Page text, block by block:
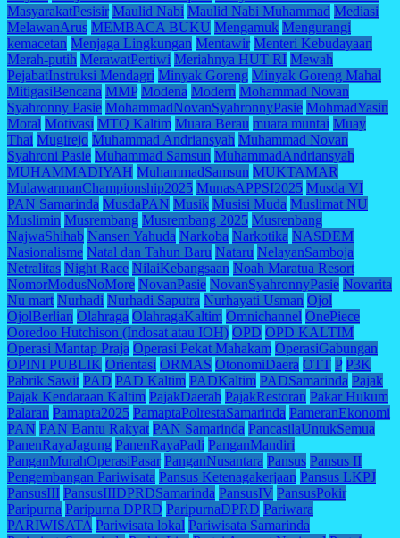
MasyarakatPesisir Maulid Nabi Maulid Nabi Muhammad Mediasi
MelawanArus MEMBACA BUKU Mengamuk Mengurangi
kemacetan Menjaga Lingkungan Mentawir Menteri Kebudayaan
Merah-putih MerawatPertiwi Meriahnya HUT RI Mewah
PejabatInstruksi Mendagri Minyak Goreng Minyak Goreng Mahal
MitigasiBencana MMP Modena Modern Mohammad Novan
Syahronny Pasie MohammadNovanSyahronnyPasie MohmadYasin
Moral Motivasi MTQ Kaltim Muara Berau muara muntai Muay
Thai Mugirejo Muhammad Andriansyah Muhammad Novan
Syahroni Pasie Muhammad Samsun MuhammadAndriansyah
MUHAMMADIYAH MuhammadSamsun MUKTAMAR
MulawarmanChampionship2025 MunasAPPSI2025 Musda VI
PAN Samarinda MusdaPAN Musik Musisi Muda Muslimat NU
Muslimin Musrembang Musrembang 2025 Musrenbang
NajwaShihab Nansen Yahuda Narkoba Narkotika NASDEM
Nasionalisme Natal dan Tahun Baru Nataru NelayanSamboja
Netralitas Night Race NilaiKebangsaan Noah Maratua Resort
NomorModusNoMore NovanPasie NovanSyahronnyPasie Novarita
Nu mart Nurhadi Nurhadi Saputra Nurhayati Usman Ojol
OjolBerlian Olahraga OlahragaKaltim Omnichannel OnePiece
Ooredoo Hutchison (Indosat atau IOH) OPD OPD KALTIM
Operasi Mantap Praja Operasi Pekat Mahakam OperasiGabungan
OPINI PUBLIK Orientasi ORMAS OtonomiDaera OTT P P3K
Pabrik Sawit PAD PAD Kaltim PADKaltim PADSamarinda Pajak
Pajak Kendaraan Kaltim PajakDaerah PajakRestoran Pakar Hukum
Palaran Pamapta2025 PamaptaPolrestaSamarinda PameranEkonomi
PAN PAN Bantu Rakyat PAN Samarinda PancasilaUntukSemua
PanenRayaJagung PanenRayaPadi PanganMandiri
PanganMurahOperasiPasar PanganNusantara Pansus Pansus II
Pengembangan Pariwisata Pansus Ketenagakerjaan Pansus LKPJ
PansusIII PansusIIIDPRDSamarinda PansusIV PansusPokir
Paripurna Paripurna DPRD ParipurnaDPRD Pariwara
PARIWISATA Pariwisata lokal Pariwisata Samarinda